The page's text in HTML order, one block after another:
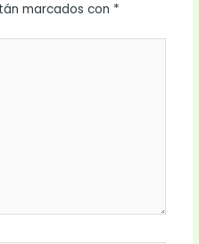
marcados con *